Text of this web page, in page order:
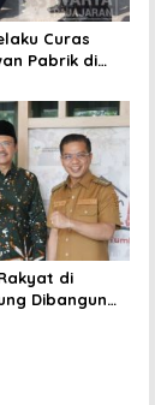
Curas
Pabrik di
di
Dibangun